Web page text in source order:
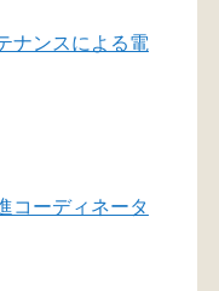
ナンスによる電
コーディネータ